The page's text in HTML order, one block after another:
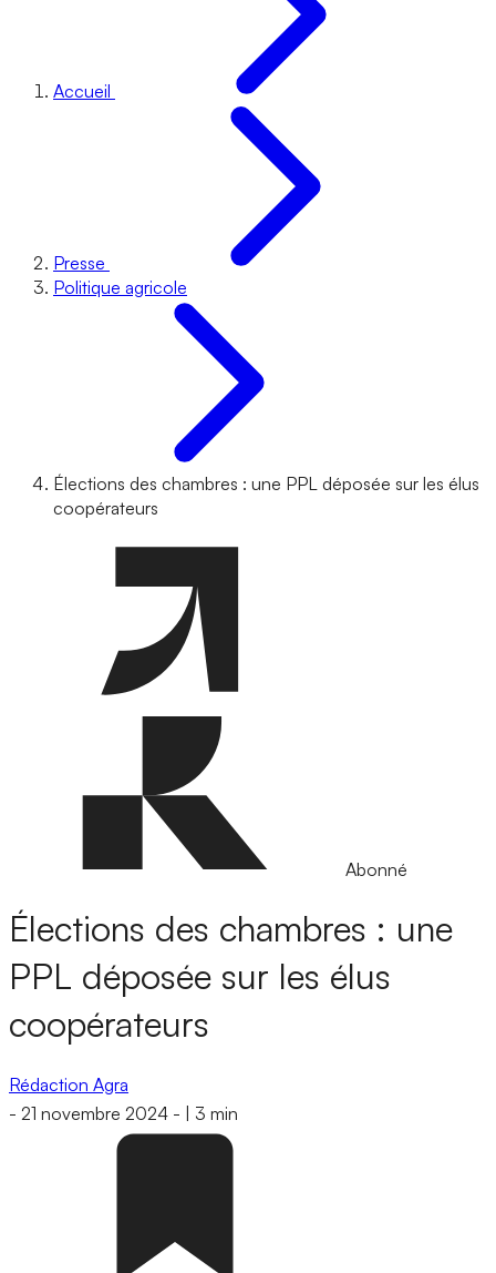
Accueil
Presse
Politique agricole
Élections des chambres : une PPL déposée sur les élus
coopérateurs
Abonné
Élections des chambres : une
PPL déposée sur les élus
coopérateurs
Rédaction Agra
- 21 novembre 2024 - 3 min